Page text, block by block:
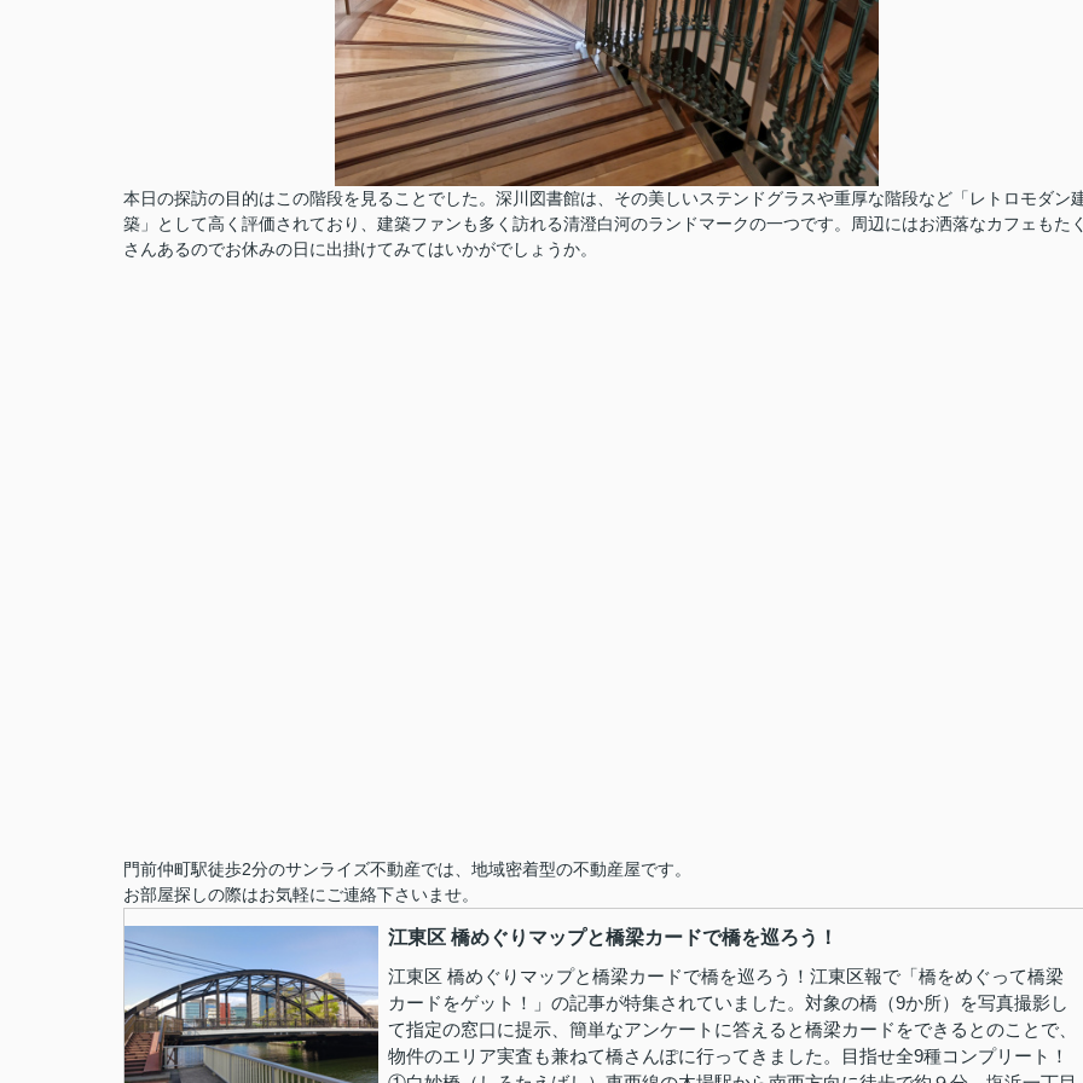
本日の探訪の目的はこの階段を見ることでした。深川図書館は、その美しいステンドグラスや重厚な階段など「レトロモダン
築」として高く評価されており、建築ファンも多く訪れる清澄白河のランドマークの一つです。周辺にはお洒落なカフェもた
さんあるのでお休みの日に出掛けてみてはいかがでしょうか。
門前仲町駅徒歩2分のサンライズ不動産では、地域密着型の不動産屋です。
お部屋探しの際はお気軽にご連絡下さいませ。
江東区 橋めぐりマップと橋梁カードで橋を巡ろう！
江東区 橋めぐりマップと橋梁カードで橋を巡ろう！江東区報で「橋をめぐって橋梁
カードをゲット！」の記事が特集されていました。対象の橋（9か所）を写真撮影し
て指定の窓口に提示、簡単なアンケートに答えると橋梁カードをできるとのことで、
物件のエリア実査も兼ねて橋さんぽに行ってきました。目指せ全9種コンプリート！